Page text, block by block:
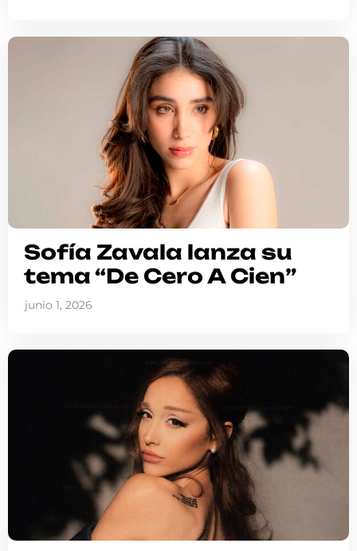
Sofía Zavala lanza su
tema “De Cero A Cien”
junio 1, 2026